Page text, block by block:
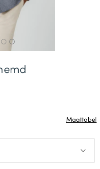
*
Maattabel